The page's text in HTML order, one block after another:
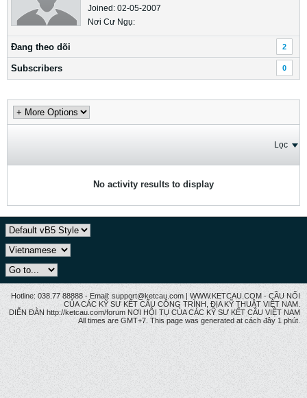
Joined: 02-05-2007
Nơi Cư Ngụ:
Ðang theo dõi 2
Subscribers 0
Lọc
No activity results to display
Hotline: 038.77 88888 - Email: support@ketcau.com | WWW.KETCAU.COM - CẦU NỐI
CỦA CÁC KỸ SƯ KẾT CẤU CÔNG TRÌNH, ĐỊA KỸ THUẬT VIỆT NAM.
DIỄN ĐÀN http://ketcau.com/forum NƠI HỘI TỤ CỦA CÁC KỸ SƯ KẾT CÂU VIỆT NAM
All times are GMT+7. This page was generated at cách đây 1 phút.